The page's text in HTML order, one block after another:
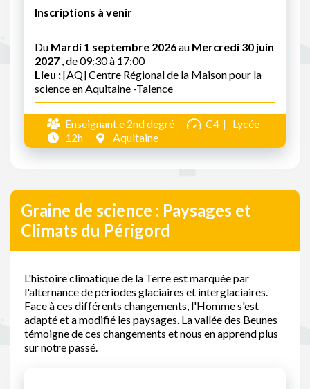
Inscriptions à venir
Du Mardi 1 septembre 2026au Mercredi 30 juin
2027 , de 09:30 à 17:00
Lieu :[AQ] Centre Régional de la Maison pour la
science en Aquitaine -Talence
Enseignant.e 2nd degré C4
Lycée
12h
Aquitaine
Graine de science : Paysages et
Climats du Périgord
L'histoire climatique de la Terre est marquée par
l'alternance de périodes glaciaires et interglaciaires.
Face à ces différents changements, l'Homme s'est
adapté et a modifié les paysages. La vallée des Beunes
témoigne de ces changements et nous en apprend plus
sur notre passé.